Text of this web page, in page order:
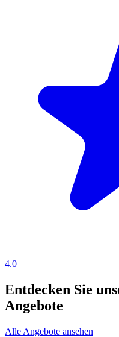
4.0
Entdecken Sie
Angebote
Alle Angebote ansehen